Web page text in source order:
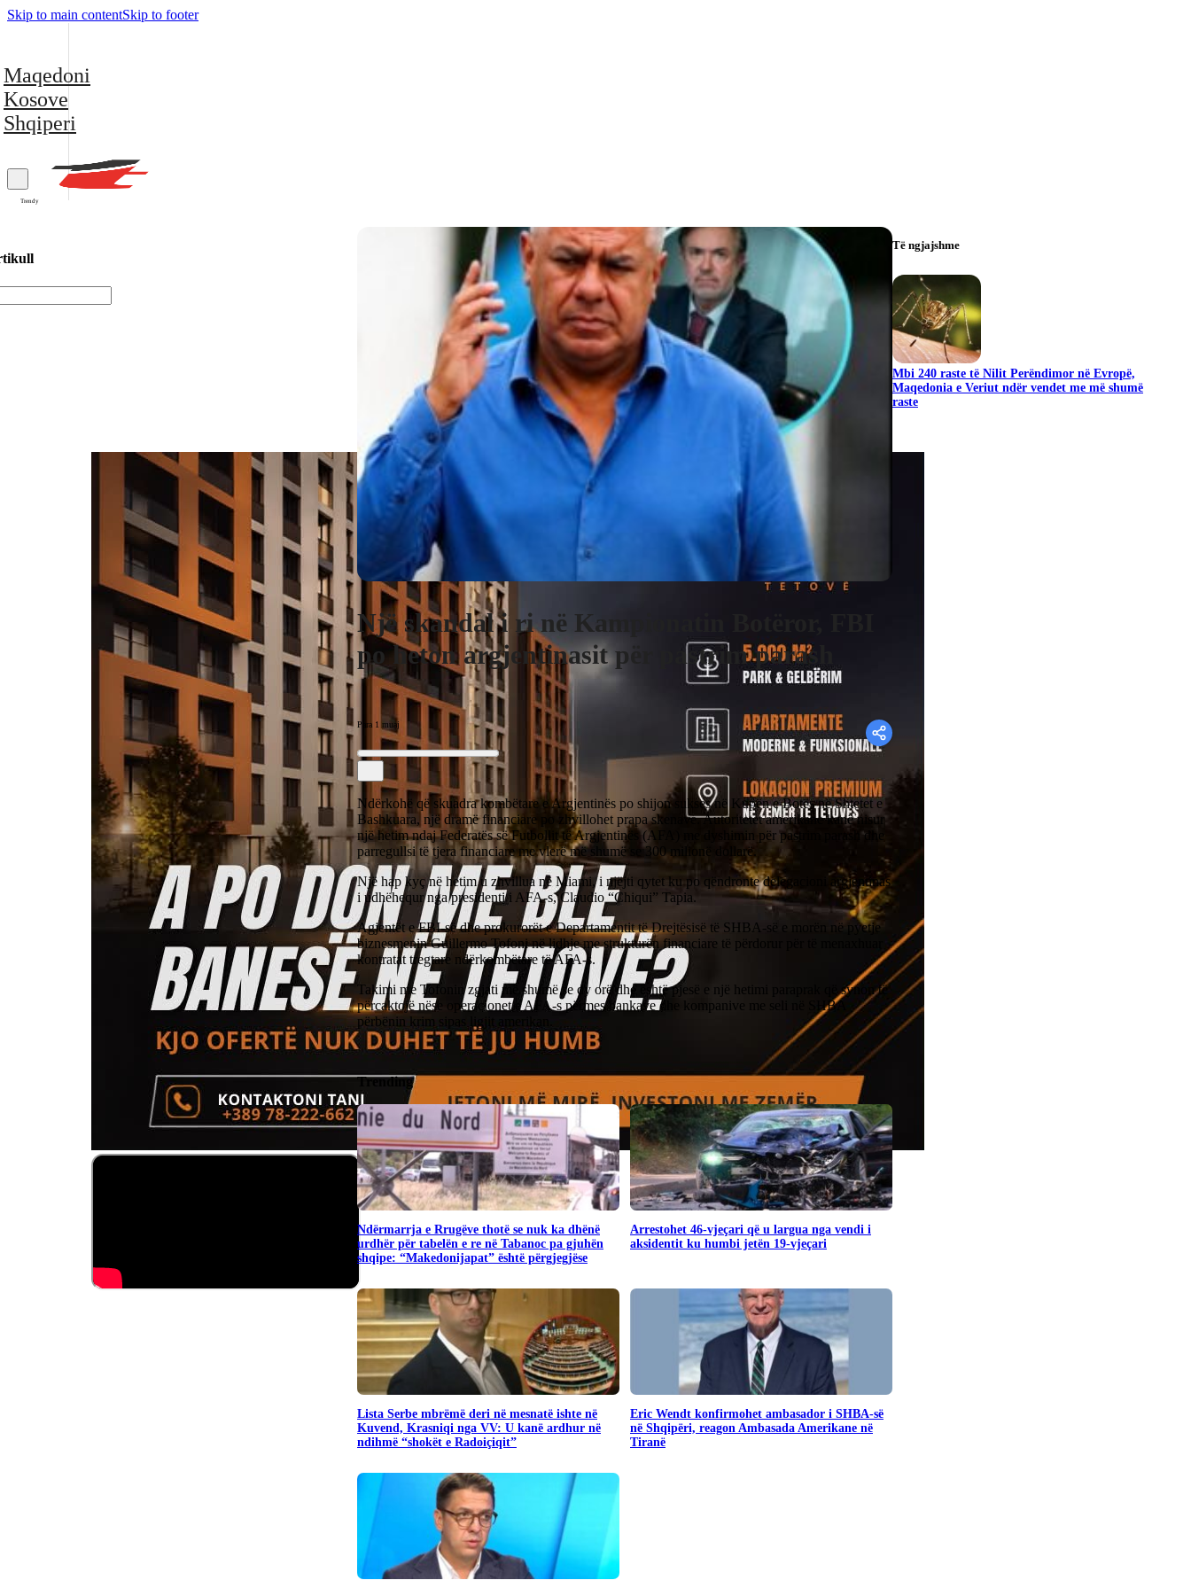
Skip to main contentSkip to footer
Maqedoni
Kosove
Shqiperi
Trendy
Një skandal i ri në Kampionatin Botëror, FBI
po heton argjentinasit për pastrim parash
Para 1 muaj
Ndërkohë që skuadra kombëtare e Argjentinës po shijon sukses në Kupën e Botës në Shtetet e
Bashkuara, një dramë financiare po zhvillohet prapa skenave. Autoritetet amerikane kanë nisur
një hetim ndaj Federatës së Futbollit të Argjentinës (AFA) me dyshimin për pastrim parash dhe
parregullsi të tjera financiare me vlerë më shumë se 300 milionë dollarë.
Një hap kyç në hetim u zhvillua në Miami, i njëjti qytet ku po qëndronte delegacioni argjentinas
i udhëhequr nga presidenti i AFA-s, Claudio “Chiqui” Tapia.
Agjentët e FBI-së dhe prokurorët e Departamentit të Drejtësisë të SHBA-së e morën në pyetje
biznesmenin Guillermo Tofoni në lidhje me strukturën financiare të përdorur për të menaxhuar
kontratat tregtare ndërkombëtare të AFA-s.
Takimi me Tofonin zgjati më shumë se dy orë dhe është pjesë e një hetimi paraprak që synon të
përcaktojë nëse operacionet e AFA-s përmes bankave dhe kompanive me seli në SHBA
përbënin krim sipas ligjit amerikan.
Trending
Ndërmarrja e Rrugëve thotë se nuk ka dhënë
urdhër për tabelën e re në Tabanoc pa gjuhën
shqipe: “Makedonijapat” është përgjegjëse
Arrestohet 46-vjeçari që u largua nga vendi i
aksidentit ku humbi jetën 19-vjeçari
​Lista Serbe mbrëmë deri në mesnatë ishte në
Kuvend, Krasniqi nga VV: U kanë ardhur në
ndihmë “shokët e Radoiçiqit”
Eric Wendt konfirmohet ambasador i SHBA-së
në Shqipëri, reagon Ambasada Amerikane në
Tiranë
Të ngjajshme
Mbi 240 raste të Nilit Perëndimor në Evropë,
Maqedonia e Veriut ndër vendet me më shumë
raste